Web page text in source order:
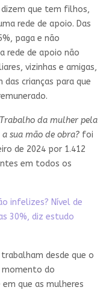
que tem filhos,
rede de apoio. Das
paga e não
rede de apoio não
vizinhas e amigas,
crianças para que
Trabalho da mulher pela
sua mão de obra?foi
de 2024 por 1.412
em todos os
infelizes? Nível de
30%, diz estudo
desde que o
momento do
que as mulheres